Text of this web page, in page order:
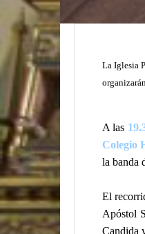
La Iglesia
A las
Colegio
la banda
El
Apóstol
Candida